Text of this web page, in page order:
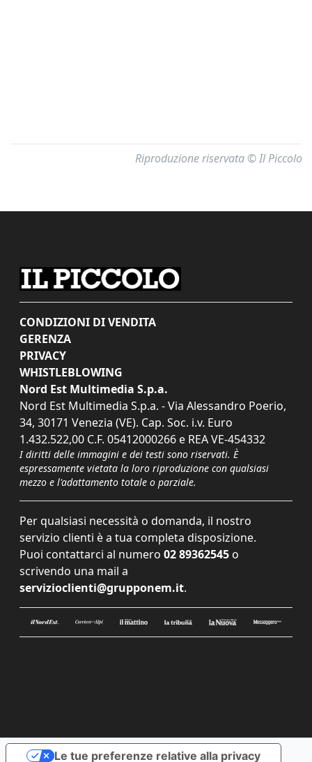
Riproduzione riservata © Il Piccolo
CONDIZIONI DI VENDITA
GERENZA
PRIVACY
WHISTLEBLOWING
Nord Est Multimedia S.p.a.
Nord Est Multimedia S.p.a. - Via Alessandro Poerio,
34, 30171 Venezia (VE). Cap. Soc. i.v. Euro
1.432.522,00 C.F. 05412000266 e REA VE-454332
I diritti delle immagini e dei testi sono riservati. È
espressamente vietata la loro riproduzione con qualsiasi
mezzo e l'adattamento totale o parziale.
Per qualsiasi necessità o domanda, il nostro
servizio clienti è a tua completa disposizione.
Puoi contattarci al numero 02 89362545 o
scrivendo una mail a
servizioclienti@grupponem.it.
Le tue preferenze relative alla privacy